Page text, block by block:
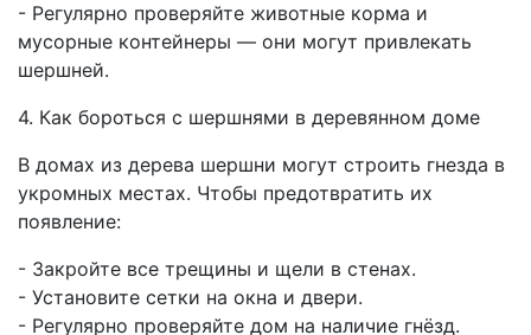
- Регулярно проверяйте животные корма и
мусорные контейнеры — они могут привлекать
шершней.
4. Как бороться с шершнями в деревянном доме
В домах из дерева шершни могут строить гнезда в
укромных местах. Чтобы предотвратить их
появление:
- Закройте все трещины и щели в стенах.
- Установите сетки на окна и двери.
- Регулярно проверяйте дом на наличие гнёзд.